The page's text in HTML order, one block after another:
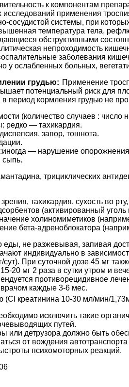
к компонентам
исследований применения
сосудистой системы, при
температура тела,
обструктивными
непроходимость
заболевания
у ослабленных больных,
грудью: Применение
потенциальный риск для
период кормления грудью не
(количество случаев :
редко — тахикардия.
запор, тошнота.
— нарушение
сыпь.
трициклических
тахикардия, сухость во
(активированный
холиномиметиков
бета-адреноблокатора
еды, не разжевывая, запивая
индивидуально в
сут). При суточной дозе 45 мг
20 мг 2 раза в сутки утром и
противорецидивное
каждые 3-6 мес.
(Cl креатинина 10-30 мл/мин/
исключить такие
путей.
или детрузора должно быть
от вождения
психомоторных реакций.